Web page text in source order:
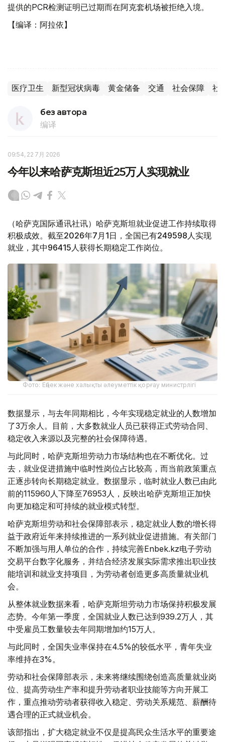
提供的PCR检测证明已过期而在阿克套机场被拒绝入境。
【编译：阿拉依】
医疗卫生 新型冠状病毒 黄金储备 交通 社会保障 社
без автора
编译
09:54, 22 7月 2026
今年以来哈萨克斯坦近25万人实现就业
（哈萨克国际通讯社讯）哈萨克斯坦就业促进工作持续取得
积极成效。截至2026年7月1日，全国已有249598人实现
就业，其中96415人获得长期稳定工作岗位。
Фото: Еңбек және халықты әлеуметтік қорғау министрлігі
数据显示，与去年同期相比，今年实现稳定就业的人数增加
了3万余人。目前，大多数就业人员已获得正式劳动合同、
稳定收入来源以及完整的社会保障待遇。
与此同时，哈萨克斯坦劳动力市场结构也在不断优化。过
去，就业促进措施中临时性岗位占比较高，而当前政策重点
正逐步转向长期稳定就业。数据显示，临时就业人数已由此
前的115960人下降至76953人，反映出哈萨克斯坦正加快
向更加稳定和可持续的就业模式转型。
哈萨克斯坦劳动和社会保障部表示，稳定就业人数的增长得
益于政府近年来持续推进的一系列就业促进措施。有关部门
不断加强与用人单位的合作，持续完善Enbek.kz电子劳动
交易平台数字化服务，并结合经济发展实际需求推出职业技
能培训和就业支持项目，为劳动者创造更多高质量就业机
会。
从整体就业数据来看，哈萨克斯坦劳动力市场保持积极发展
态势。今年第一季度，全国就业人数已达到939.2万人，其
中受雇员工数量较去年同期增加约15万人。
与此同时，全国失业率保持在4.5%的较低水平，青年失业
率维持在3%。
劳动和社会保障部表示，未来将继续围绕创造高质量就业岗
位、提高劳动生产率和提升劳动者职业技能等方向开展工
作，重点推动劳动者获得收入稳定、劳动关系规范、薪酬待
遇合理的正式就业机会。
该部指出，扩大稳定就业不仅是提高民众生活水平的重要途